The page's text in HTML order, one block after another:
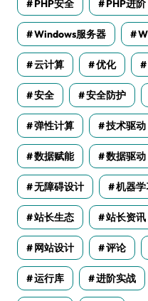
PHP安全 PHP进阶
Windows服务器
云计算 优化
安全 安全防护
弹性计算 技术驱动
数据赋能 数据驱动
无障碍设计 机器学
站长生态 站长资讯
网站设计 评论
运行库 进阶实战